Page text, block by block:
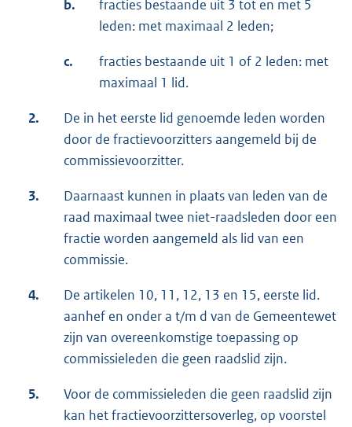
b.
fracties bestaande uit 3 tot en met 5
leden: met maximaal 2 leden;
c.
fracties bestaande uit 1 of 2 leden: met
maximaal 1 lid.
2.
De in het eerste lid genoemde leden worden
door de fractievoorzitters aangemeld bij de
commissievoorzitter.
3.
Daarnaast kunnen in plaats van leden van de
raad maximaal twee niet-raadsleden door een
fractie worden aangemeld als lid van een
commissie.
4.
De artikelen 10, 11, 12, 13 en 15, eerste lid.
aanhef en onder a t/m d van de Gemeentewet
zijn van overeenkomstige toepassing op
commissieleden die geen raadslid zijn.
5.
Voor de commissieleden die geen raadslid zijn
kan het fractievoorzittersoverleg, op voorstel